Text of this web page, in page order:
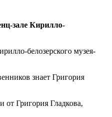
зале Кирилло-
белозерского музея-
знает Григория
от Григория Гладкова,